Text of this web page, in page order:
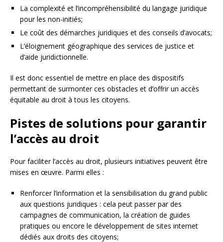
La complexité et l’incompréhensibilité du langage juridique
pour les non-initiés;
Le coût des démarches juridiques et des conseils d’avocats;
L’éloignement géographique des services de justice et
d’aide juridictionnelle.
Il est donc essentiel de mettre en place des dispositifs
permettant de surmonter ces obstacles et d’offrir un accès
équitable au droit à tous les citoyens.
Pistes de solutions pour garantir
l’accès au droit
Pour faciliter l’accès au droit, plusieurs initiatives peuvent être
mises en œuvre. Parmi elles :
Renforcer l’information et la sensibilisation du grand public
aux questions juridiques : cela peut passer par des
campagnes de communication, la création de guides
pratiques ou encore le développement de sites internet
dédiés aux droits des citoyens;